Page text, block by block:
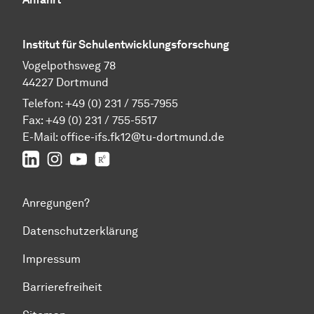
Institut für Schulentwicklungsforschung
Vogelpothsweg 78
44227 Dortmund
Telefon: +49 (0) 231 / 755-7955
Fax: +49 (0) 231 / 755-5517
E-Mail: office-ifs.fk12@tu-dortmund.de
LinkedInIFS auf Instagram
IFS auf YouTube
Anregungen?
Datenschutzerklärung
Impressum
Barrierefreiheit